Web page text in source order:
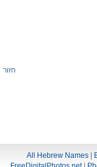
חזור
All Hebrew Names